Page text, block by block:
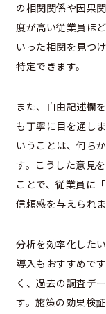
の相関関係や因果
度が高い従業員ほ
いった相関を見つ
特定できます。
また、自由記述欄
も丁寧に目を通し
いうことは、何ら
す。こうした意見
ことで、従業員に
信頼感を与えられま
分析を効率化した
導入もおすすめで
く、過去の調査デ
す。施策の効果検